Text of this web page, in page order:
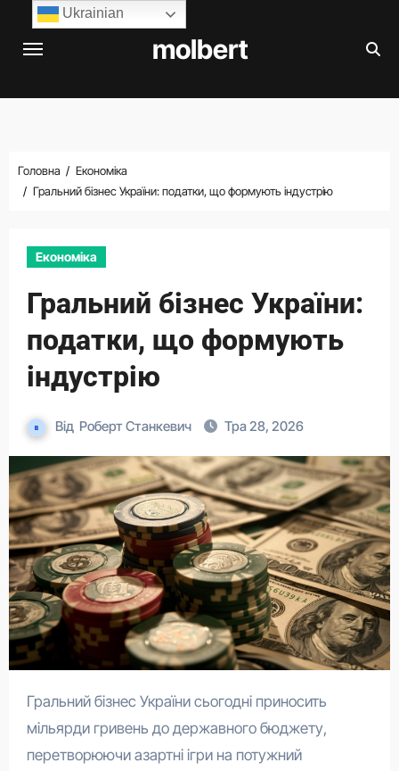
Перейти
molbert
Головна
Економіка
Гральний бізнес України: податки, що формують індустрію
Економіка
Гральний бізнес України:
податки, що формують
індустрію
Від Роберт Станкевич Тра 28, 2026
Гральний бізнес України сьогодні приносить
мільярди гривень до державного бюджету,
перетворюючи азартні ігри на потужний
Ukrainian